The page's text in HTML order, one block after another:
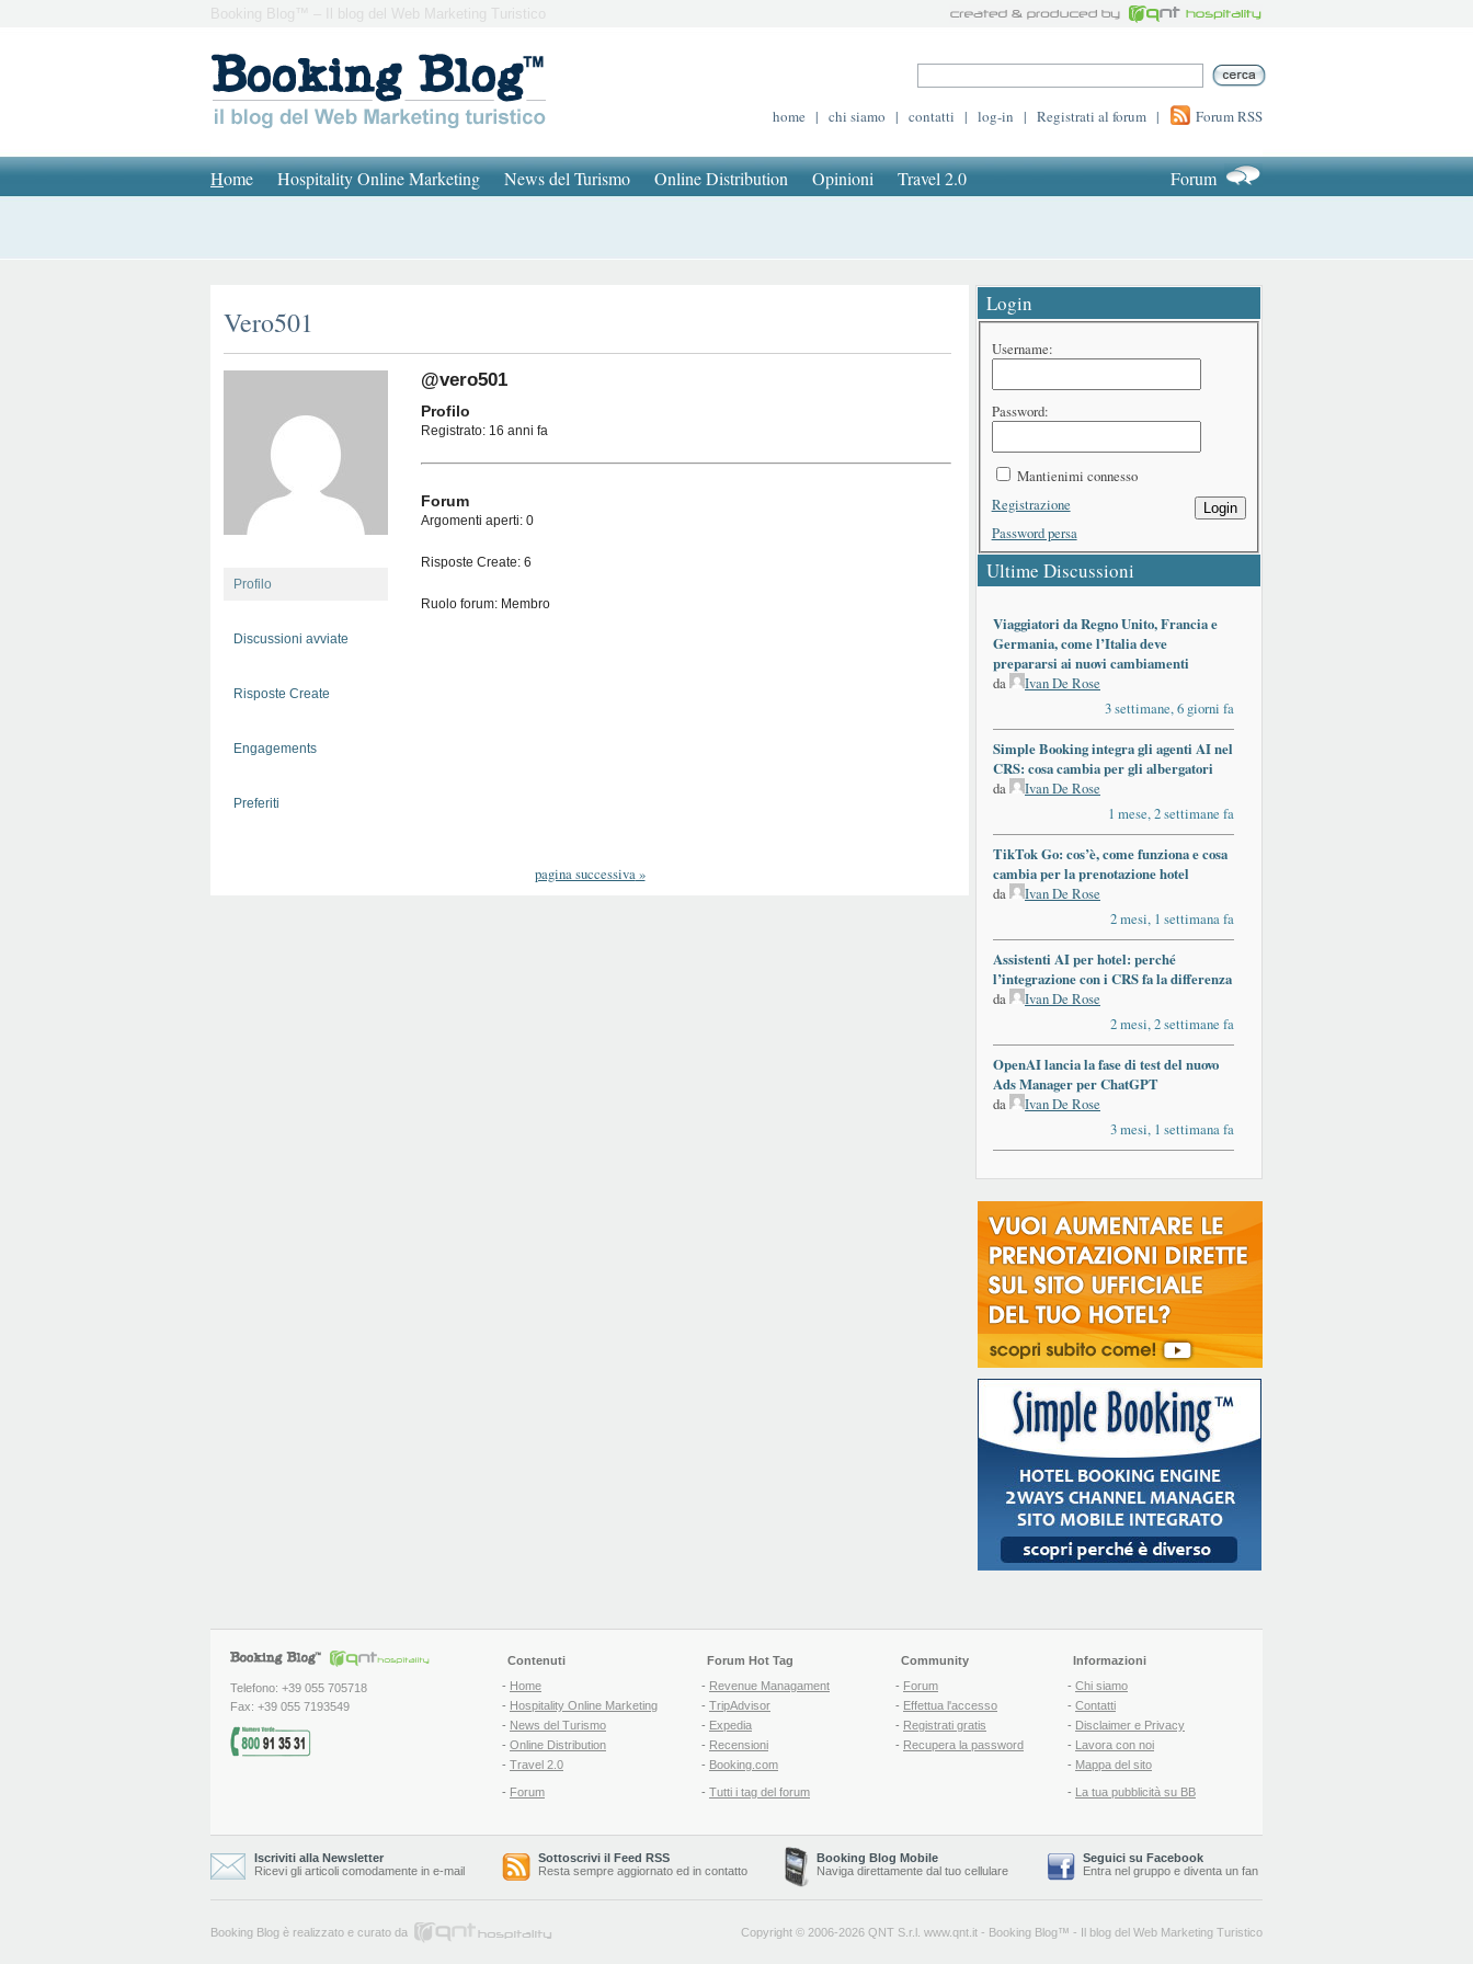
Booking Blog™ – Il blog del Web Marketing Turistico
home | chi siamo | contatti | log-in | Registrati al forum | Forum RSS
Home Hospitality Online Marketing News del Turismo Online Distribution Opinioni Travel 2.0 Forum
Vero501
Profilo
Discussioni avviate
Risposte Create
Engagements
Preferiti
@vero501
Profilo
Registrato: 16 anni fa
Forum
Argomenti aperti: 0
Risposte Create: 6
Ruolo forum: Membro
pagina successiva»
Login
Username:
Password:
Mantienimi connesso
Login
Registrazione
Password persa
Ultime Discussioni
Viaggiatori da Regno Unito, Francia e
Germania, come l’Italia deve
prepararsi ai nuovi cambiamenti
da
Ivan De Rose
3 settimane, 6 giorni fa
Simple Booking integra gli agenti AI nel
CRS: cosa cambia per gli albergatori
da
Ivan De Rose
1 mese, 2 settimane fa
TikTok Go: cos’è, come funziona e cosa
cambia per la prenotazione hotel
da
Ivan De Rose
2 mesi, 1 settimana fa
Assistenti AI per hotel: perché
l’integrazione con i CRS fa la differenza
da
Ivan De Rose
2 mesi, 2 settimane fa
OpenAI lancia la fase di test del nuovo
Ads Manager per ChatGPT
da
Ivan De Rose
3 mesi, 1 settimana fa
Telefono: +39 055 705718
Fax: +39 055 7193549
Contenuti
- Home
- Hospitality Online Marketing
- News del Turismo
- Online Distribution
- Travel 2.0
- Forum
Forum Hot Tag
- Revenue Managament
- TripAdvisor
- Expedia
- Recensioni
- Booking.com
- Tutti i tag del forum
Community
- Forum
- Effettua l'accesso
- Registrati gratis
- Recupera la password
Informazioni
- Chi siamo
- Contatti
- Disclaimer e Privacy
- Lavora con noi
- Mappa del sito
- La tua pubblicità su BB
Iscriviti alla Newsletter
Ricevi gli articoli comodamente in e-mail
Sottoscrivi il Feed RSS
Resta sempre aggiornato ed in contatto
Booking Blog Mobile
Naviga direttamente dal tuo cellulare
Seguici su Facebook
Entra nel gruppo e diventa un fan
Booking Blog è realizzato e curato da Copyright © 2006-2026 QNT S.r.l. www.qnt.it - Booking Blog™ - Il blog del Web Marketing Turistico